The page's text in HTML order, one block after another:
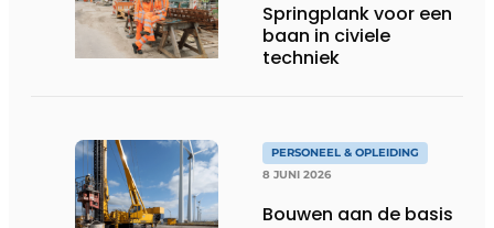
Springplank voor een
baan in civiele
techniek
PERSONEEL & OPLEIDING
8 JUNI 2026
Bouwen aan de basis